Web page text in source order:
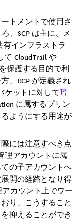
トメントで使用さ
、SCP は主に、メ
有インフラストラ
て CloudTrail や
保護する目的で利
、RCP が定義され
ケットに対して暗
に属するプリン
ようにする用途が
際には注意すべき点
理アカウントに属
の子アカウントへ
開の経路となり得
アカウント上でワー
おり、こうすること
抑えることができ